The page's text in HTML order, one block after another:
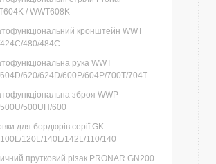
/ WWT608K
кронштейн WWT
480/484C
рука WWT
620/624D/600P/604P/700T/704T
зброя WWP
500UH/600
для бордюрів серії GK
120L/140L/142L/110/140
прутковий різак PRONAR GN200